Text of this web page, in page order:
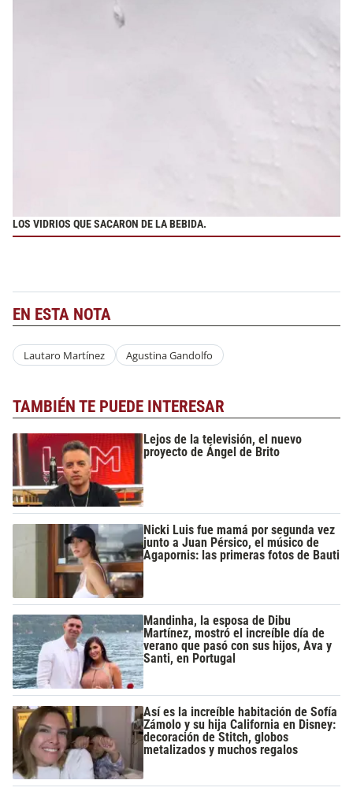
LOS VIDRIOS QUE SACARON DE LA BEBIDA.
EN ESTA NOTA
Lautaro Martínez Agustina Gandolfo
TAMBIÉN TE PUEDE INTERESAR
Lejos de la televisión, el nuevo
proyecto de Ángel de Brito
Nicki Luis fue mamá por segunda vez
junto a Juan Pérsico, el músico de
Agapornis: las primeras fotos de Bauti
Mandinha, la esposa de Dibu
Martínez, mostró el increíble día de
verano que pasó con sus hijos, Ava y
Santi, en Portugal
Así es la increíble habitación de Sofía
Zámolo y su hija California en Disney:
decoración de Stitch, globos
metalizados y muchos regalos